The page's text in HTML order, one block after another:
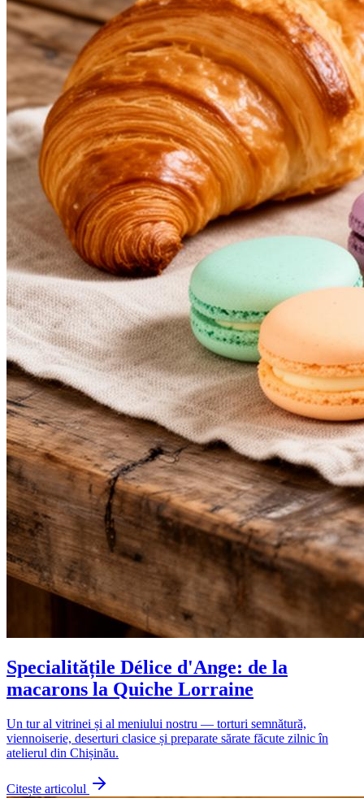
Specialitățile Délice d'Ange: de la
macarons la Quiche Lorraine
Un tur al vitrinei și al meniului nostru — torturi semnătură,
viennoiserie, deserturi clasice și preparate sărate făcute zilnic în
atelierul din Chișinău.
Citește articolul